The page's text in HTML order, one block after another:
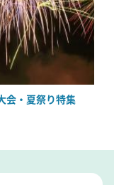
会・夏祭り特集